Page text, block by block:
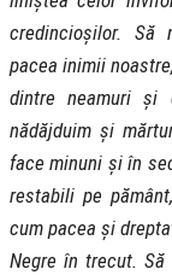
credincioșilor. Să
pacea inimii
dintre neamuri și
nădăjduim și
face minuni și în
restabili pe
cum pacea și
Negre în trecut. Să